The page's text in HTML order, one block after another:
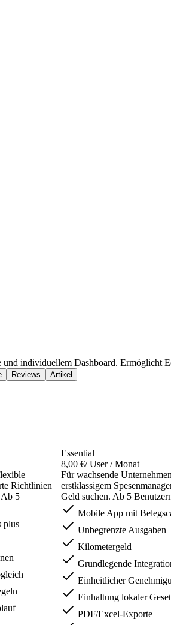
und individuellem Dashboard.
Reviews Artikel
Richtlinien
Ab 5
plus
Essential
8,00 €/ User / Monat
Für wachsende
erstklassigem
Geld suchen. Ab 5
Mobile App mit
Unbegrenzte Ausgaben
Kilometergeld
Grundlegende
Einheitlicher
Einhaltung lokaler
PDF/Excel-Exporte